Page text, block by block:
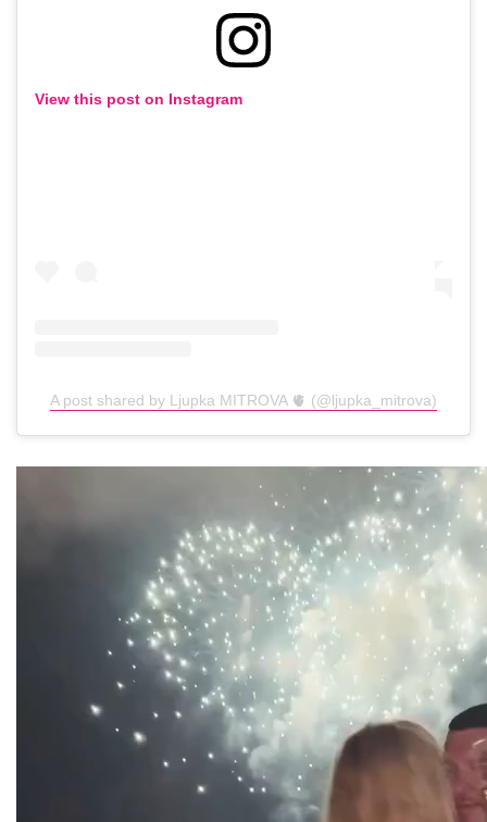
View this post on Instagram
A post shared by Ljupka MITROVA 🫀 (@ljupka_mitrova)